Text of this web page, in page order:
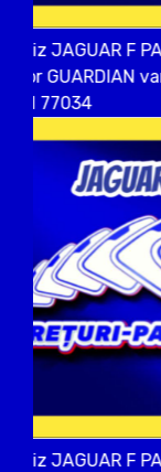
Pret parbriz
producator
ILFOV cod
Pret parbriz